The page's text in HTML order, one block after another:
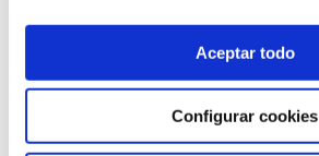
Aceptar todo
Configurar cookies
+ Añadir a Google Calendar